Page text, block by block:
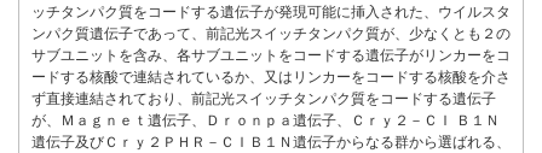
ッチタンパク質をコードする遺伝子が発現可能に挿入された、ウイルスタ
ンパク質遺伝子であって、前記光スイッチタンパク質が、少なくとも２の
サブユニットを含み、各サブユニットをコードする遺伝子がリンカーをコ
ードする核酸で連結されているか、又はリンカーをコードする核酸を介さ
ず直接連結されており、前記光スイッチタンパク質をコードする遺伝子
が、Ｍａｇｎｅｔ遺伝子、Ｄｒｏｎｐａ遺伝子、Ｃｒｙ２－ＣＩ Ｂ１Ｎ
遺伝子及びＣｒｙ２ＰＨＲ－ＣＩＢ１Ｎ遺伝子からなる群から選ばれる、